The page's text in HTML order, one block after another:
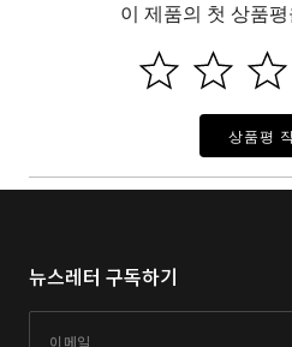
이 제품의 첫 상품
상품평
뉴스레터 구독하기